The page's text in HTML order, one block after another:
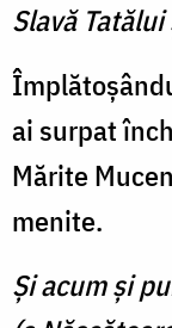
Slavă
ai surpat
Mărite
menite.
Şi acum şi